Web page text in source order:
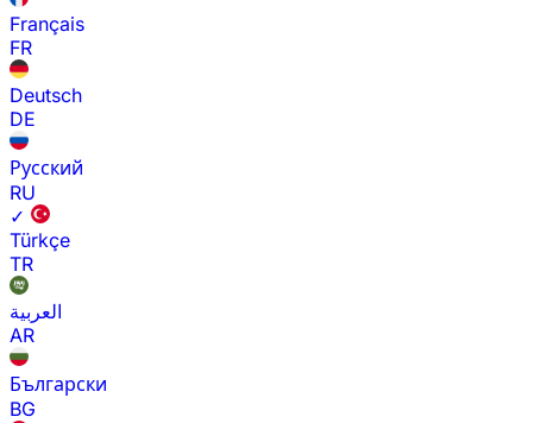
Français
FR
Deutsch
DE
Русский
RU
✓
Türkçe
TR
العربية
AR
Български
BG